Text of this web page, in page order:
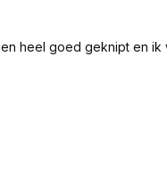
heel goed geknipt en